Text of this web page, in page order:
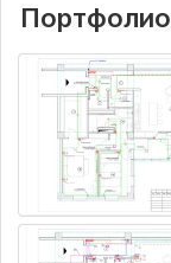
Информация о
предпочтениях
Цель
подключение к
Специфика:
Услуга:
Портфолио